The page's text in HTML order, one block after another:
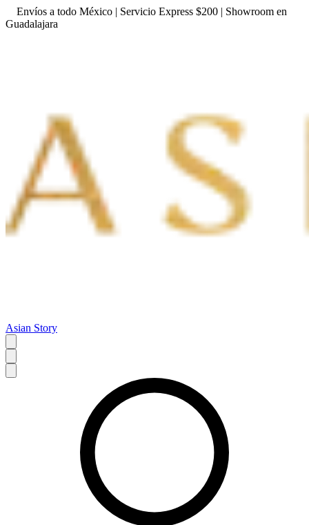
Envíos a todo México | Servicio Express $200 | Showroom en
Guadalajara
Asian Story